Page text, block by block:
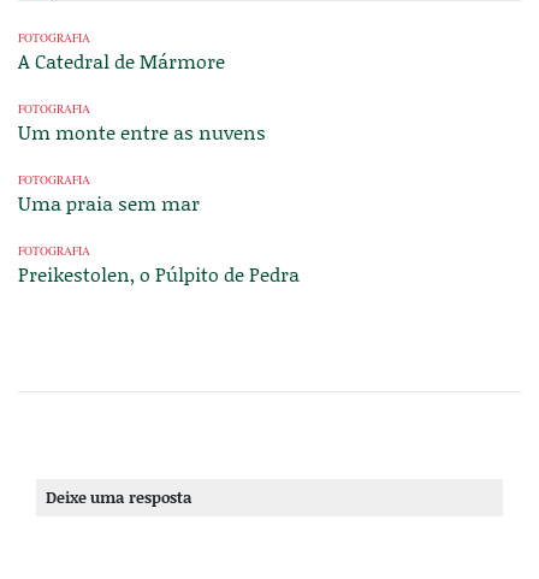
FOTOGRAFIA
A Catedral de Mármore
FOTOGRAFIA
Um monte entre as nuvens
FOTOGRAFIA
Uma praia sem mar
FOTOGRAFIA
Preikestolen, o Púlpito de Pedra
Deixe uma resposta